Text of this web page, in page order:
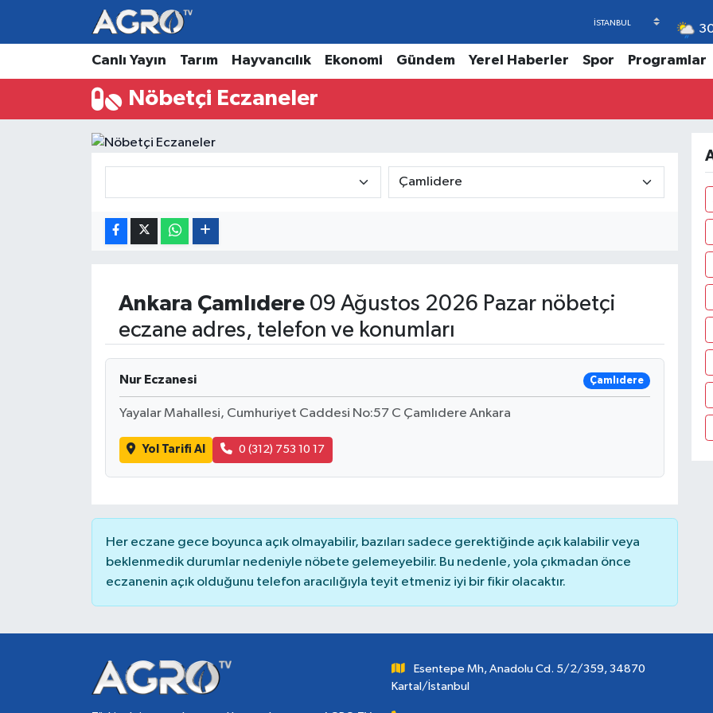
Canlı Yayın Tarım Hayvancılık Ekonomi Gündem Yerel Haberler Spor Programlar
Nöbetçi Eczaneler
Ankara Çamlıdere09 Ağustos 2026 Pazar nöbetçi
eczane adres, telefon ve konumları
Nur Eczanesi Çamlıdere
Yayalar Mahallesi, Cumhuriyet Caddesi No:57 C Çamlıdere Ankara
Yol Tarifi Al 0 (312) 753 10 17
Her eczane gece boyunca açık olmayabilir, bazıları sadece gerektiğinde açık kalabilir veya
beklenmedik durumlar nedeniyle nöbete gelemeyebilir. Bu nedenle, yola çıkmadan önce
eczanenin açık olduğunu telefon aracılığıyla teyit etmeniz iyi bir fikir olacaktır.
Esentepe Mh, Anadolu Cd. 5/2/359, 34870
Kartal/İstanbul
Hava Durumu
Trafik Durumu
Süper Lig Puan Durumu ve Fikstür
Son Dakika Haberleri